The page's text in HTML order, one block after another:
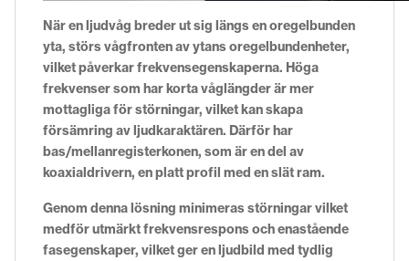
När en ljudvåg breder ut sig längs en oregelbunden
yta, störs vågfronten av ytans oregelbundenheter,
vilket påverkar frekvensegenskaperna. Höga
frekvenser som har korta våglängder är mer
mottagliga för störningar, vilket kan skapa
försämring av ljudkaraktären. Därför har
bas/mellanregisterkonen, som är en del av
koaxialdrivern, en platt profil med en slät ram.
Genom denna lösning minimeras störningar vilket
medför utmärkt frekvensrespons och enastående
fasegenskaper, vilket ger en ljudbild med tydlig